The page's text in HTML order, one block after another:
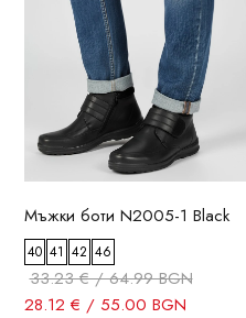
Мъжки боти N2005-1 Black
40 41 42 46
33.23 € / 64.99 BGN
28.12 € / 55.00 BGN